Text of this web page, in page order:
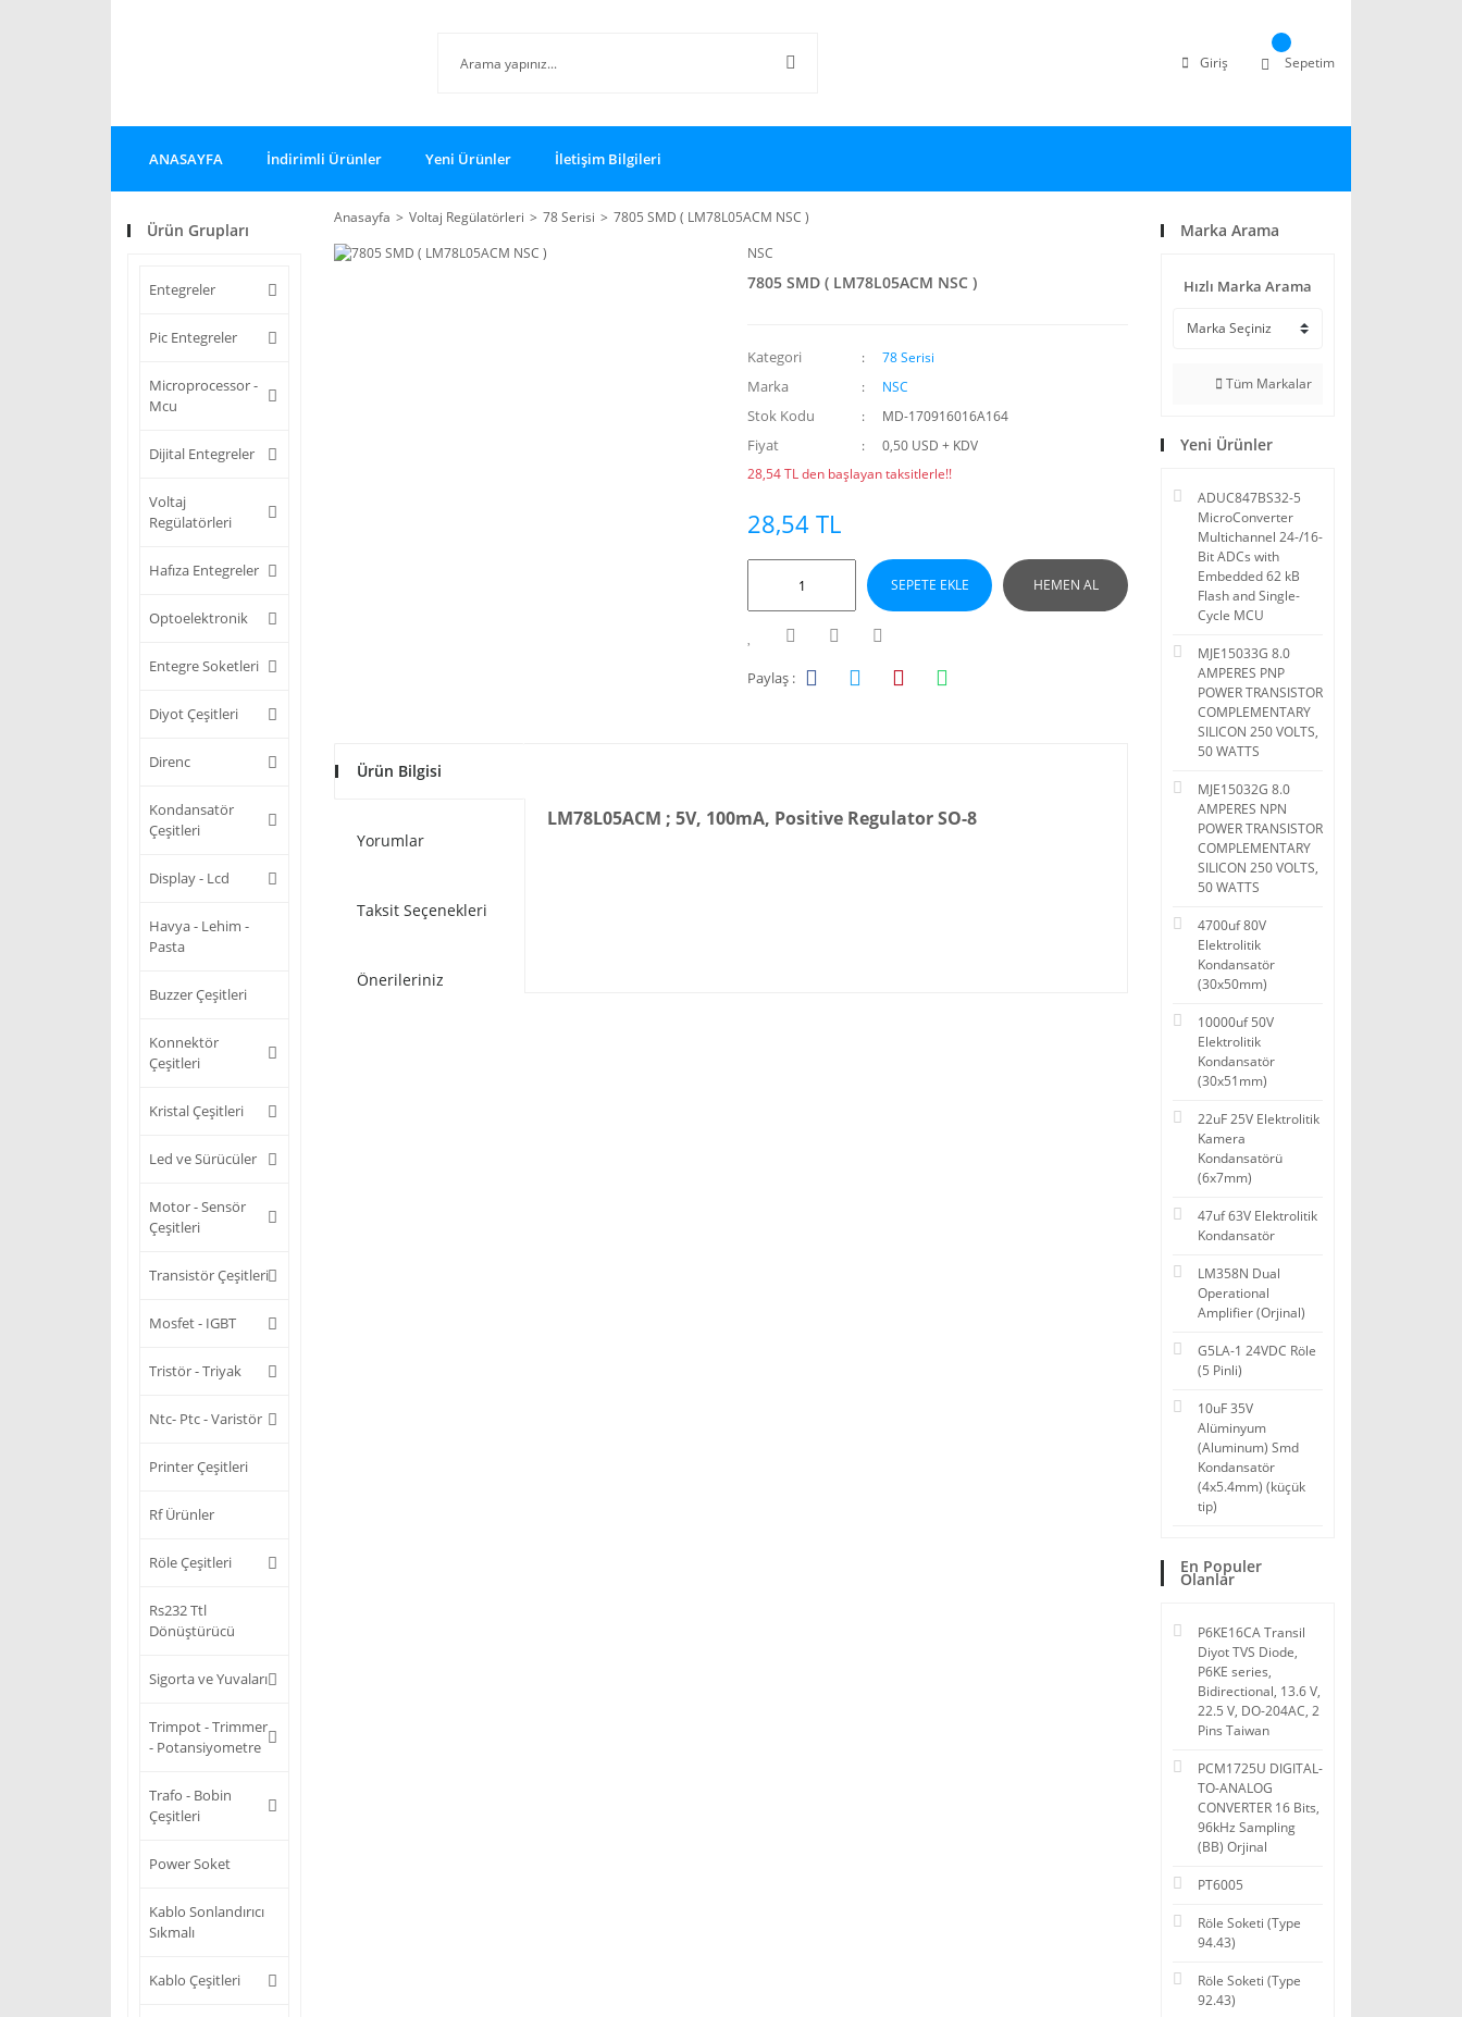
Giriş Sepetim
ANASAYFA İndirimli Ürünler Yeni Ürünler İletişim Bilgileri
Ürün Grupları
Entegreler
Pic Entegreler
Microprocessor -
Mcu
Dijital Entegreler
Voltaj
Regülatörleri
Hafıza Entegreler
Optoelektronik
Entegre Soketleri
Diyot Çeşitleri
Direnc
Kondansatör
Çeşitleri
Display - Lcd
Havya - Lehim -
Pasta
Buzzer Çeşitleri
Konnektör
Çeşitleri
Kristal Çeşitleri
Led ve Sürücüler
Motor - Sensör
Çeşitleri
Transistör Çeşitleri
Mosfet - IGBT
Tristör - Triyak
Ntc- Ptc - Varistör
Printer Çeşitleri
Rf Ürünler
Röle Çeşitleri
Rs232 Ttl
Dönüştürücü
Sigorta ve Yuvaları
Trimpot - Trimmer
- Potansiyometre
Trafo - Bobin
Çeşitleri
Power Soket
Kablo Sonlandırıcı
Sıkmalı
Kablo Çeşitleri
Anasayfa Voltaj Regülatörleri 78 Serisi
7805 SMD ( LM78L05ACM NSC )
NSC
7805 SMD ( LM78L05ACM NSC )
Kategori 78 Serisi
Marka NSC
Stok Kodu MD-170916016A164
Fiyat
0,50 USD + KDV
28,54 TL den başlayan taksitlerle!!
28,54 TL
SEPETE EKLE HEMEN AL
Paylaş :
Ürün Bilgisi
Yorumlar
Taksit Seçenekleri
Önerileriniz
LM78L05ACM ; 5V, 100mA, Positive Regulator SO-8
Marka Arama
Hızlı Marka Arama
Tüm Markalar
Yeni Ürünler
ADUC847BS32-5
MicroConverter
Multichannel 24-/16-
Bit ADCs with
Embedded 62 kB
Flash and Single-
Cycle MCU
MJE15033G 8.0
AMPERES PNP
POWER TRANSISTOR
COMPLEMENTARY
SILICON 250 VOLTS,
50 WATTS
MJE15032G 8.0
AMPERES NPN
POWER TRANSISTOR
COMPLEMENTARY
SILICON 250 VOLTS,
50 WATTS
4700uf 80V
Elektrolitik
Kondansatör
(30x50mm)
10000uf 50V
Elektrolitik
Kondansatör
(30x51mm)
22uF 25V Elektrolitik
Kamera
Kondansatörü
(6x7mm)
47uf 63V Elektrolitik
Kondansatör
LM358N Dual
Operational
Amplifier (Orjinal)
G5LA-1 24VDC Röle
(5 Pinli)
10uF 35V
Alüminyum
(Aluminum) Smd
Kondansatör
(4x5.4mm) (küçük
tip)
En Populer
Olanlar
P6KE16CA Transil
Diyot TVS Diode,
P6KE series,
Bidirectional, 13.6 V,
22.5 V, DO-204AC, 2
Pins Taiwan
PCM1725U DIGITAL-
TO-ANALOG
CONVERTER 16 Bits,
96kHz Sampling
(BB) Orjinal
PT6005
Röle Soketi (Type
94.43)
Röle Soketi (Type
92.43)